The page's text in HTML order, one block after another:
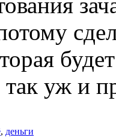
так уж и
, деньги